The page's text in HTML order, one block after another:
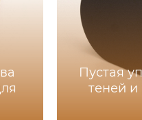
Пустая
теней и